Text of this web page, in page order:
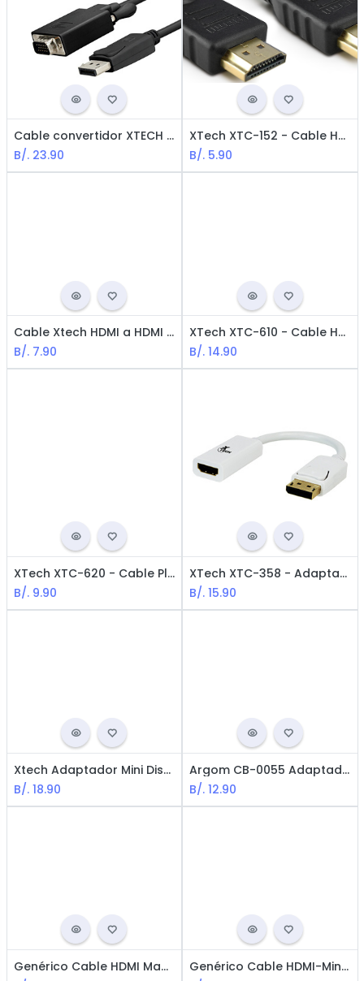
Cable convertidor XTECH Displayport a VGA M - M XTC-342 / Negro
B/. 23.90
XTech XTC-152 - Cable HDMI Macho a HDMI Macho / 3m / Negro
B/. 5.90
Cable Xtech HDMI a HDMI M-M XTC-370 / 7.6m / Negro
B/. 7.90
XTech XTC-610 - Cable HDMI Macho a HDMI Macho Giratorio / M-M / 3M / Negro
B/. 14.90
XTech XTC-620 - Cable Plano HDMI Macho a HDMI Macho / M-M / 3m / Negro
B/. 9.90
XTech XTC-358 - Adaptador DisplayPort a HDMI Hembra / M-H / Blanco
B/. 15.90
Xtech Adaptador Mini Displayport a VGA M-H XTC-340 / Blanco
B/. 18.90
Argom CB-0055 Adaptador HDMI Macho a VGA Hembra
B/. 12.90
Genérico Cable HDMI Macho-Hembra / 3m / Negro
Genérico Cable HDMI-MiniHDMI / Macho-Macho / 1.5m / Negro